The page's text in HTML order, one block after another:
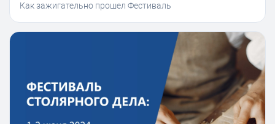
Как зажигательно прошел Фестиваль